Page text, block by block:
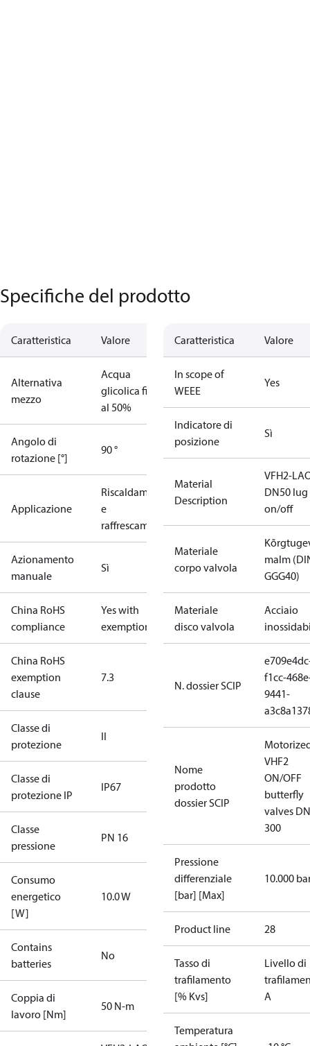
Specifiche del prodotto
Caratteristica Valore
Alternativa
mezzo
Acqua
glicolica fino
al 50%
Angolo di
rotazione [°]
90 °
Applicazione
Riscaldamento
e
raffrescamento
Azionamento
manuale
Sì
China RoHS
compliance
Yes with
exemptions
China RoHS
exemption
clause
7.3
Classe di
protezione
II
Classe di
protezione IP
IP67
Classe
pressione
PN 16
Consumo
energetico
[W]
10.0 W
Contains
batteries
No
Coppia di
lavoro [Nm]
50 N-m
Caratteristica Valore
In scope of
WEEE
Yes
Indicatore di
posizione
Sì
Material
Description
VFH2-
DN50 lug
on/off
Materiale
corpo valvola
malm
GGG40)
Materiale
disco valvola
Acciaio
N. dossier SCIP
f1cc-
9441-
Nome
prodotto
dossier SCIP
VHF2
ON/OFF
butterfly
valves
300
Pressione
differenziale
[bar] [Max]
10.000
Product line 28
Tasso di
trafilamento
[% Kvs]
Livello di
A
Temperatura